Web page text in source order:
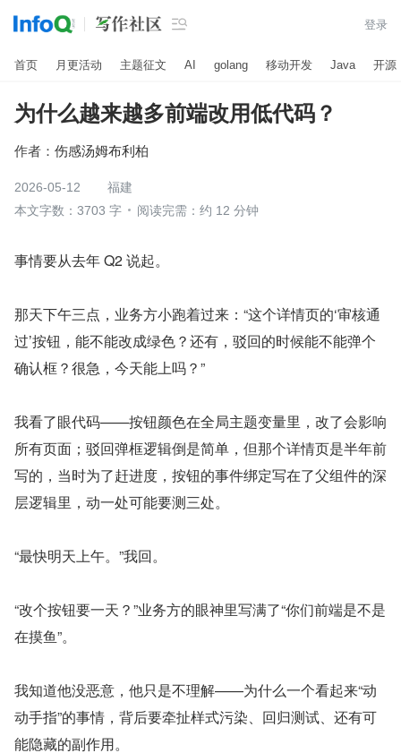
 登录
首页 月更活动 主题征文 AI golang 移动开发 Java 开源
为什么越来越多前端改用低代码？
作者： 伤感汤姆布利柏
2026-05-12
福建
本文字数：3703 字
阅读完需：约 12 分钟
事情要从去年 Q2 说起。
那天下午三点，业务方小跑着过来：“这个详情页的‘审核通
过’按钮，能不能改成绿色？还有，驳回的时候能不能弹个
确认框？很急，今天能上吗？”
我看了眼代码——按钮颜色在全局主题变量里，改了会影响
所有页面；驳回弹框逻辑倒是简单，但那个详情页是半年前
写的，当时为了赶进度，按钮的事件绑定写在了父组件的深
层逻辑里，动一处可能要测三处。
“最快明天上午。”我回。
“改个按钮要一天？”业务方的眼神里写满了“你们前端是不是
在摸鱼”。
我知道他没恶意，他只是不理解——为什么一个看起来“动
动手指”的事情，背后要牵扯样式污染、回归测试、还有可
能隐藏的副作用。